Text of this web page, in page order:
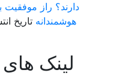
دارند؟ راز موفقیت
هوشمندانه
لینک